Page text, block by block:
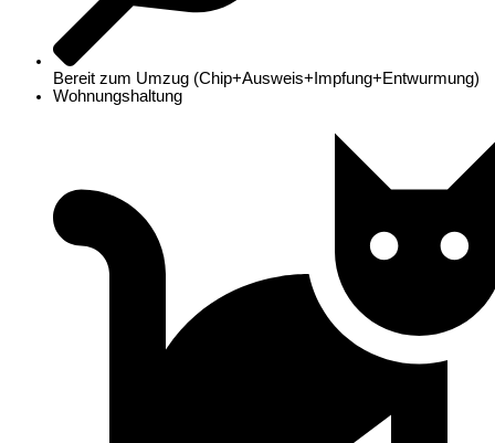
Bereit zum Umzug (Chip+Ausweis+Impfung+Entwurmung)
Wohnungshaltung